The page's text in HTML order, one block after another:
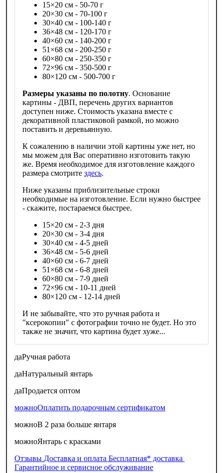
15×20 см - 50-70 г
20×30 см - 70-100 г
30×40 см - 100-140 г
36×48 см - 120-170 г
40×60 см - 140-200 г
51×68 см - 200-250 г
60×80 см - 250-350 г
72×96 см - 350-500 г
80×120 см - 500-700 г
Размеры указаны по полотну. Основание
картины - ДВП, перечень других вариантов
доступен ниже. Стоимость указана вместе с
декоративной пластиковой рамкой, но можно
поставить и деревьянную.
К сожалению в наличии этой картины уже нет, но
мы можем для Вас оперативно изготовить такую
же. Время необходимое для изготовление каждого
размера смотрите здесь.
Ниже указаны приблизительные строки
необходимые на изготовление. Если нужно быстрее
- скажите, постараемся быстрее.
15×20 см - 2-3 дня
20×30 см - 3-4 дня
30×40 см - 4-5 дней
36×48 см - 5-6 дней
40×60 см - 6-7 дней
51×68 см - 6-8 дней
60×80 см - 7-9 дней
72×96 см - 10-11 дней
80×120 см - 12-14 дней
И не забывайте, что это ручная работа и
"ксерокопии" с фотографии точно не будет. Но это
также не значит, что картина будет хуже...
даРучная работа
даНатуральный янтарь
даПродается оптом
можноОплатить подарочным сертификатом
можноВ 2 раза больше янтаря
можноЯнтарь с красками
Отзывы Доставка и оплата Бесплатная* доставка
Гарантийное и сервисное обслуживание